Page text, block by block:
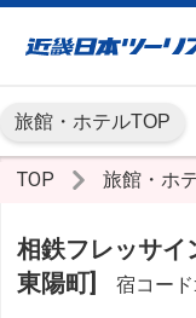
旅館・ホテルTOP
TOP 旅館・ホ
相鉄フレッサ
東陽町]
宿コー